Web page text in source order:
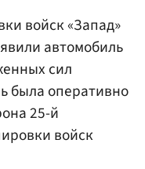
войск «Запад»
автомобиль
сил
была оперативно
25-й
войск